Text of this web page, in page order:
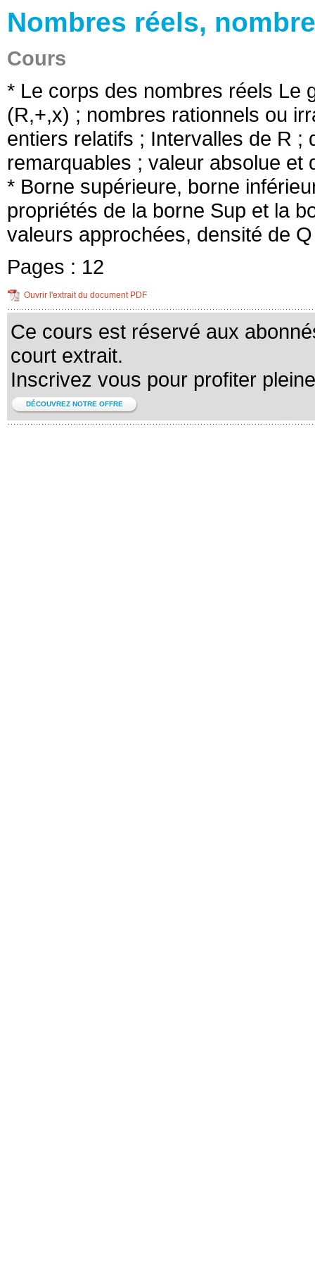
Nombres réels,
Cours
* Le corps des nombres réels Le
(R,+,x) ; nombres rationnels ou
entiers relatifs ; Intervalles de R ;
remarquables ; valeur absolue
* Borne supérieure, borne
propriétés de la borne Sup et la
valeurs approchées, densité de
Pages : 12
Ouvrir l'extrait du document PDF
Ce cours est réservé aux
court extrait.
Inscrivez vous pour profiter
DÉCOUVREZ NOTRE OFFRE